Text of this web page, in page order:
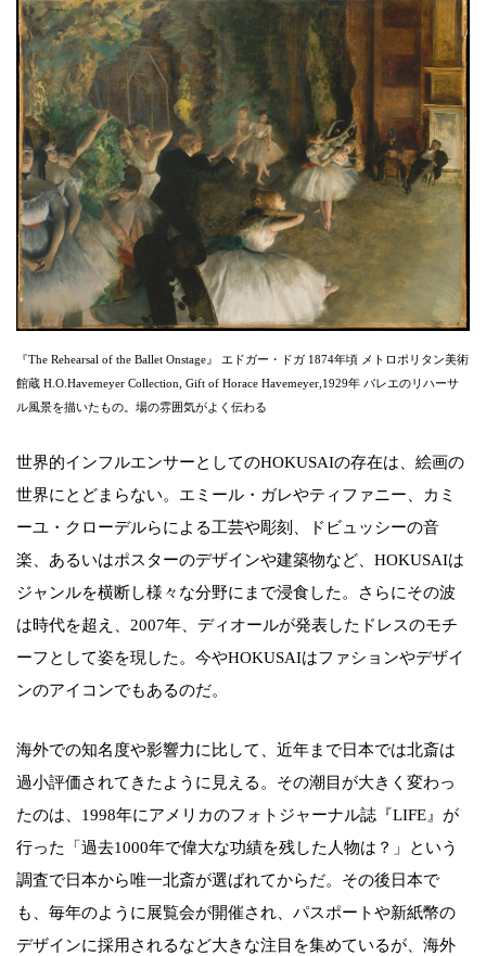
『The Rehearsal of the Ballet Onstage』 エドガー・ドガ 1874年頃 メトロポリタン美術
館蔵 H.O.Havemeyer Collection, Gift of Horace Havemeyer,1929年 バレエのリハーサ
ル風景を描いたもの。場の雰囲気がよく伝わる
世界的インフルエンサーとしてのHOKUSAIの存在は、絵画の
世界にとどまらない。エミール・ガレやティファニー、カミ
ーユ・クローデルらによる工芸や彫刻、ドビュッシーの音
楽、あるいはポスターのデザインや建築物など、HOKUSAIは
ジャンルを横断し様々な分野にまで浸食した。さらにその波
は時代を超え、2007年、ディオールが発表したドレスのモチ
ーフとして姿を現した。今やHOKUSAIはファションやデザイ
ンのアイコンでもあるのだ。
海外での知名度や影響力に比して、近年まで日本では北斎は
過小評価されてきたように見える。その潮目が大きく変わっ
たのは、1998年にアメリカのフォトジャーナル誌『LIFE』が
行った「過去1000年で偉大な功績を残した人物は？」という
調査で日本から唯一北斎が選ばれてからだ。その後日本で
も、毎年のように展覧会が開催され、パスポートや新紙幣の
デザインに採用されるなど大きな注目を集めているが、海外